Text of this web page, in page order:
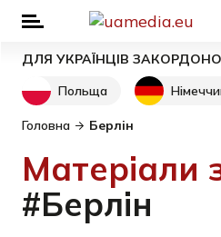
ДЛЯ УКРАЇНЦІВ
Польща
Головна Берлін
Матеріали
#Берлін